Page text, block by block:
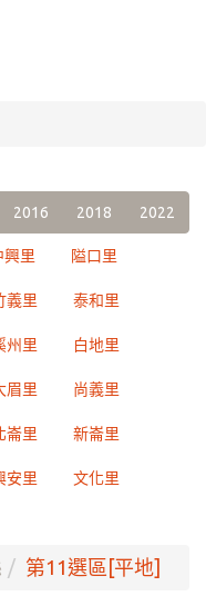
2016 2018 2022
興里 隘口里
義里 泰和里
州里 白地里
眉里 尚義里
崙里 新崙里
安里 文化里
第11選區[平地]